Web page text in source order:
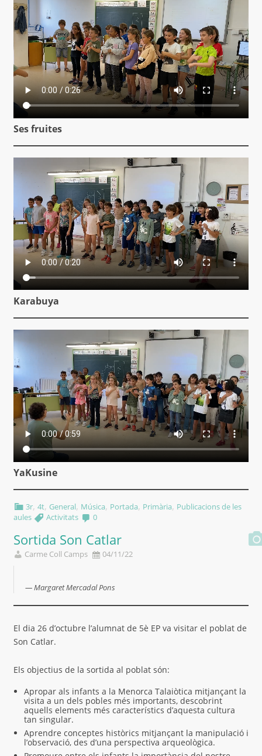
Ses fruites
Karabuya
YaKusine
3r,4t, General, Música, Portada, Primària, Publicacions de les
aules
Activitats 0
Sortida Son Catlar
Carme Coll Camps 04/11/22
Margaret Mercadal Pons
El dia 26 d’octubre l’alumnat de 5è EP va visitar el poblat de
Son Catlar.
Els objectius de la sortida al poblat són:
Apropar als infants a la Menorca Talaiòtica mitjançant la
visita a un dels pobles més importants, descobrint
aquells elements més característics d’aquesta cultura
tan singular.
Aprendre conceptes històrics mitjançant la manipulació i
l’observació, des d’una perspectiva arqueològica.